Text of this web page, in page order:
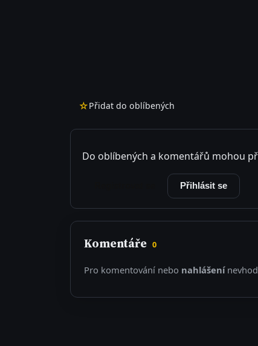
☆Přidat do oblíbených
Do oblíbených a komentářů mohou
Přihlásit se
Komentáře 0
Pro komentování nebo nahlášení